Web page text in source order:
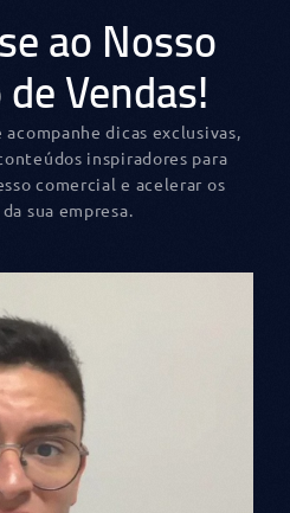
ao Nosso
Vendas!
acompanhe dicas exclusivas,
inspiradores para
comercial e acelerar os
sua empresa.